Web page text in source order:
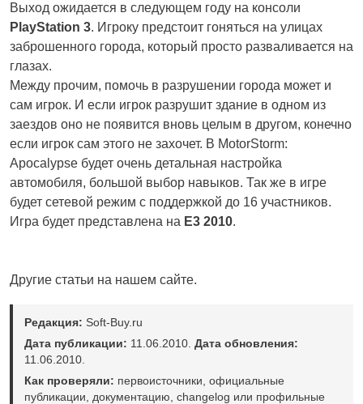
Выход ожидается в следующем году на консоли
PlayStation 3. Игроку предстоит гоняться на улицах
заброшенного города, который просто разваливается на
глазах.
Между прочим, помочь в разрушении города может и
сам игрок. И если игрок разрушит здание в одном из
заездов оно не появится вновь целым в другом, конечно
если игрок сам этого не захочет. В MotorStorm:
Apocalypse будет очень детальная настройка
автомобиля, большой выбор навыков. Так же в игре
будет сетевой режим с поддержкой до 16 участников.
Игра будет представлена на E3 2010.
Другие статьи на нашем сайте.
Редакция: Soft-Buy.ru
Дата публикации: 11.06.2010. Дата обновления:
11.06.2010.
Как проверяли: первоисточники, официальные
публикации, документацию, changelog или профильные